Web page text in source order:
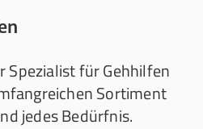
Spezialist für Gehhilfen
Sortiment
jedes Bedürfnis.